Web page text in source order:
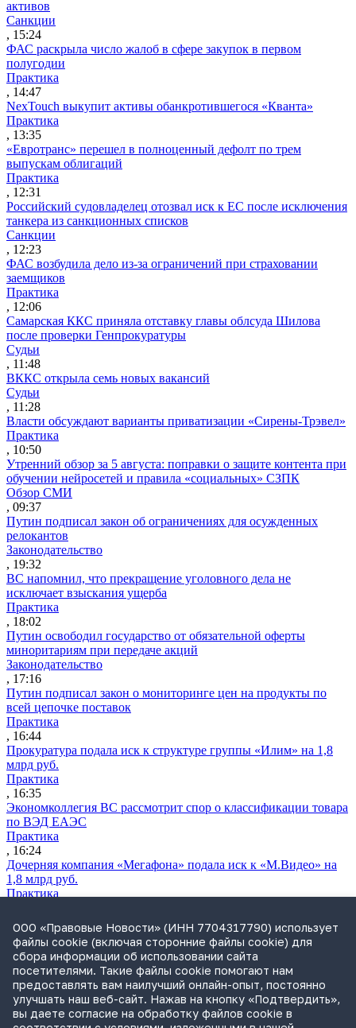
активов
Санкции
, 15:24
ФАС раскрыла число жалоб в сфере закупок в первом
полугодии
Практика
, 14:47
NexTouch выкупит активы обанкротившегося «Кванта»
Практика
, 13:35
«Евротранс» перешел в полноценный дефолт по трем
выпускам облигаций
Практика
, 12:31
Российский судовладелец отозвал иск к ЕС после исключения
танкера из санкционных списков
Санкции
, 12:23
ФАС возбудила дело из-за ограничений при страховании
заемщиков
Практика
, 12:06
Самарская ККС приняла отставку главы облсуда Шилова
после проверки Генпрокуратуры
Судьи
, 11:48
ВККС открыла семь новых вакансий
Судьи
, 11:28
Власти обсуждают варианты приватизации «Сирены-Трэвел»
Практика
, 10:50
Утренний обзор за 5 августа: поправки о защите контента при
обучении нейросетей и правила «социальных» СЗПК
Обзор СМИ
, 09:37
Путин подписал закон об ограничениях для осужденных
релокантов
Законодательство
, 19:32
ВС напомнил, что прекращение уголовного дела не
исключает взыскания ущерба
Практика
, 18:02
Путин освободил государство от обязательной оферты
миноритариям при передаче акций
Законодательство
, 17:16
Путин подписал закон о мониторинге цен на продукты по
всей цепочке поставок
Практика
, 16:44
Прокуратура подала иск к структуре группы «Илим» на 1,8
млрд руб.
Практика
, 16:35
Экономколлегия ВС рассмотрит спор о классификации товара
по ВЭД ЕАЭС
Практика
, 16:24
Дочерняя компания «Мегафона» подала иск к «М.Видео» на
1,8 млрд руб.
Практика
СИП проверит отмену патента на систему управления
устройствами после возражений «Яндекса»
Практика
, 15:17
Суды 10 стран рассматривают иски российской «дочки»
Google о возврате дивидендов
Международная практика
, 14:09
ООО «Правовые Новости» (ИНН 7704317790) использует
файлы cookie (включая сторонние файлы cookie) для
сбора информации об использовании сайта
посетителями. Такие файлы cookie помогают нам
предоставлять вам наилучший онлайн-опыт, постоянно
улучшать наш веб-сайт. Нажав на кнопку «Подтвердить»,
вы даете согласие на обработку файлов cookie в